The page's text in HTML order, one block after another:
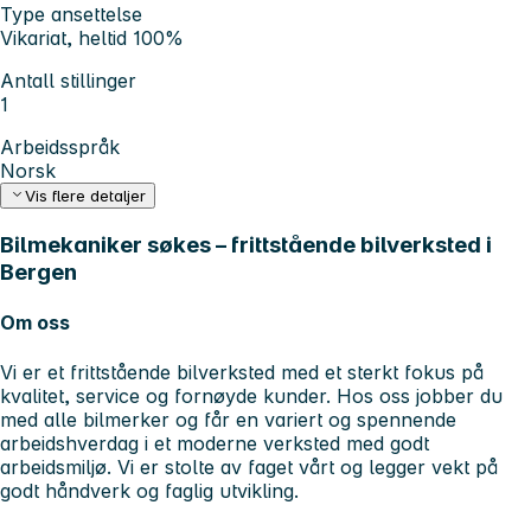
Type ansettelse
Vikariat, heltid 100%
Antall stillinger
1
Arbeidsspråk
Norsk
Vis flere detaljer
Bilmekaniker søkes – frittstående bilverksted i
Bergen
Om oss
Vi er et frittstående bilverksted med et sterkt fokus på
kvalitet, service og fornøyde kunder. Hos oss jobber du
med alle bilmerker og får en variert og spennende
arbeidshverdag i et moderne verksted med godt
arbeidsmiljø. Vi er stolte av faget vårt og legger vekt på
godt håndverk og faglig utvikling.